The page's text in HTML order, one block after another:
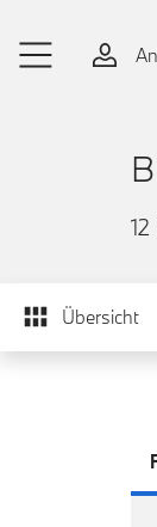
Übersicht